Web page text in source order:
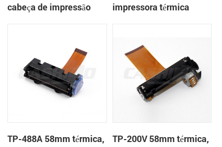
cabeça de impressão
impressora térmica
TP-488A 58mm térmica,
TP-200V 58mm térmica,